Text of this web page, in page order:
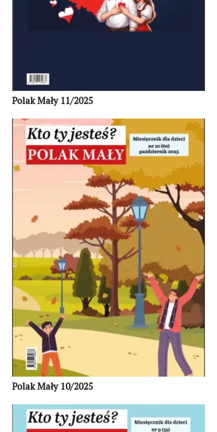
Polak Mały 11/2025
Polak Mały 10/2025